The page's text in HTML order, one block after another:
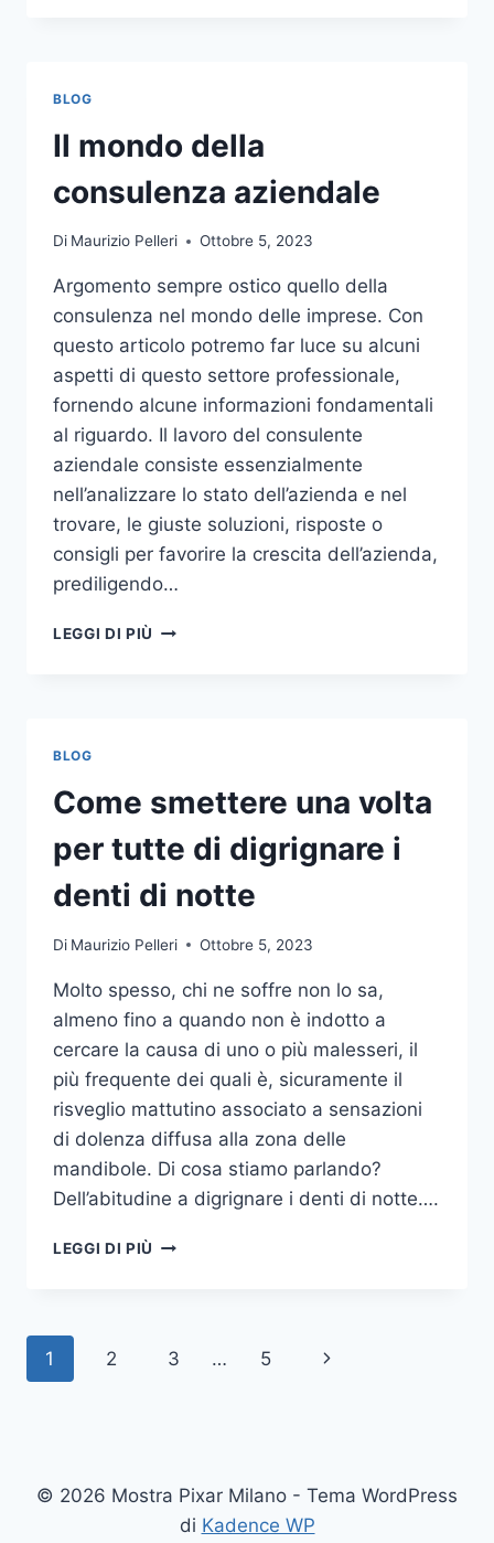
PER
L’ARREDO
GIARDINO
BLOG
Il mondo della
consulenza aziendale
Di Maurizio Pelleri Ottobre 5, 2023
Argomento sempre ostico quello della
consulenza nel mondo delle imprese. Con
questo articolo potremo far luce su alcuni
aspetti di questo settore professionale,
fornendo alcune informazioni fondamentali
al riguardo. Il lavoro del consulente
aziendale consiste essenzialmente
nell’analizzare lo stato dell’azienda e nel
trovare, le giuste soluzioni, risposte o
consigli per favorire la crescita dell’azienda,
prediligendo…
LEGGI DI PIÙ IL
BLOG
Come smettere una volta
per tutte di digrignare i
denti di notte
Di Maurizio Pelleri Ottobre 5, 2023
Molto spesso, chi ne soffre non lo sa,
almeno fino a quando non è indotto a
cercare la causa di uno o più malesseri, il
più frequente dei quali è, sicuramente il
risveglio mattutino associato a sensazioni
di dolenza diffusa alla zona delle
mandibole. Di cosa stiamo parlando?
Dell’abitudine a digrignare i denti di notte….
LEGGI DI PIÙ COME
TUTTE
NOTTE
Navigazione
1 2 3 … 5
Pagina
© 2026 Mostra Pixar Milano - Tema WordPress
di Kadence WP